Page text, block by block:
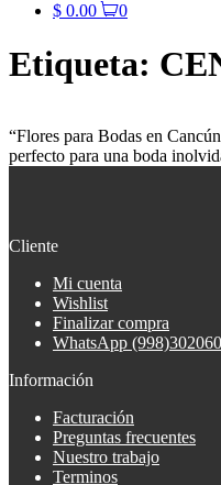
$ 0.00 0
Etiqueta:
“Flores para Bodas en
perfecto para una boda
Cliente
Mi cuenta
Wishlist
Finalizar compra
WhatsApp
Información
Facturación
Preguntas frecuentes
Nuestro trabajo
Terminos